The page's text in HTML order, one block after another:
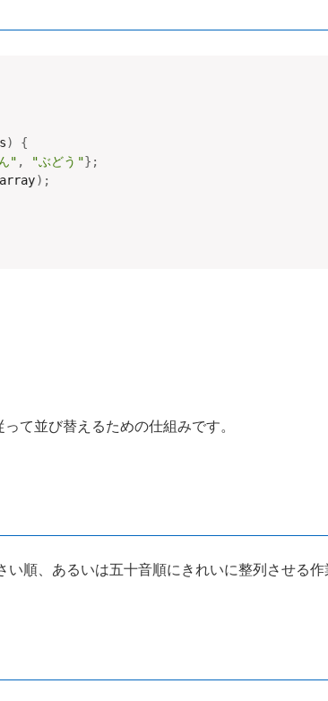
)
{
" , "ぶどう"} ;
array) ;
て並び替えるための仕組みです。
順、あるいは五十音順にきれいに整列させる作